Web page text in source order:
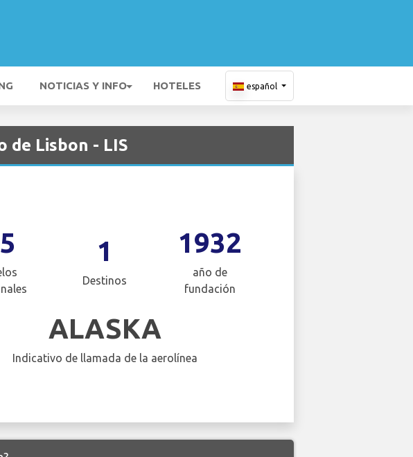
NOTICIAS Y INFO HOTELES español
Lisbon - LIS
1
Destinos
1932
año de
fundación
ALASKA
Indicativo de llamada de la aerolínea